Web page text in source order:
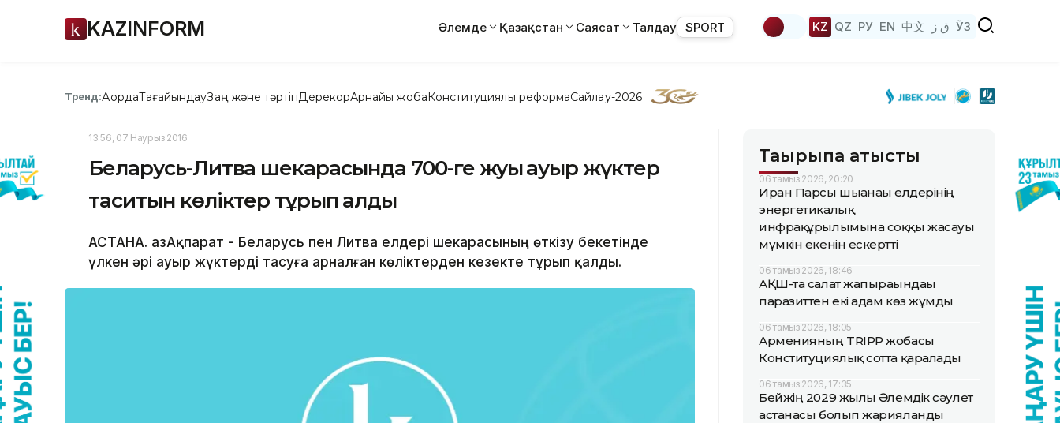
KAZINFORM Әлемде Қазақстан Саясат Талдау SPORT KZ QZ РУ EN 中文 ق ز ЎЗ
Тренд:АқордаТағайындауЗаң және тәртіпДерекқорАрнайы жобаКонституциялық реформаСайлау-2026
13:56, 07 Наурыз 2016
Беларусь-Литва шекарасында 700-ге жуық ауыр жүктер
таситын көліктер тұрып қалды
АСТАНА. ҚазАқпарат - Беларусь пен Литва елдері шекарасының өткізу бекетінде
үлкен әрі ауыр жүктерді тасуға арналған көліктерден кезекте тұрып қалды.
Тақырыпқа қатысты
06 тамыз 2026, 20:20
Иран Парсы шығанағы елдерінің
энергетикалық
инфрақұрылымына соққы жасауы
мүмкін екенін ескертті
06 тамыз 2026, 18:46
АҚШ-та салат жапырағындағы
паразиттен екі адам көз жұмды
06 тамыз 2026, 18:05
Арменияның TRIPP жобасы
Конституциялық сотта қаралады
06 тамыз 2026, 17:35
Бейжің 2029 жылғы Әлемдік сәулет
астанасы болып жарияланды